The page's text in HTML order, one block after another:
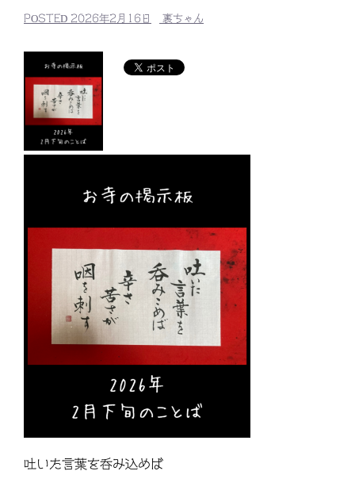
POSTED 2026年2月16日 裏ちゃん
吐いた言葉を呑み込めば